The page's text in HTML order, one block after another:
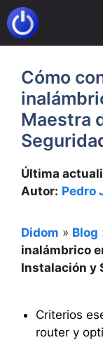
Saltar
al
contenido
Cómo
Maestra
Última
Autor: Pedro
Didom » Blog
inalámbrico
Instalación y
Criterios
router y